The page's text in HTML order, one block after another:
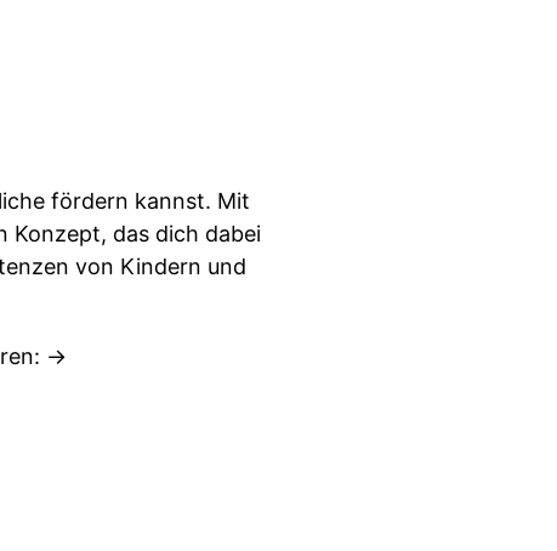
fördern kannst. Mit
Konzept, das dich dabei
von Kindern und
->